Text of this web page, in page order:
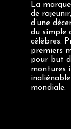
La
de
d’une
du simple
célèbres.
premiers
pour but
montures
mondiale.